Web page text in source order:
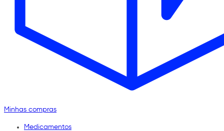
Minhas compras
Medicamentos